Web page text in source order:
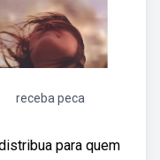
receba peca
para quem